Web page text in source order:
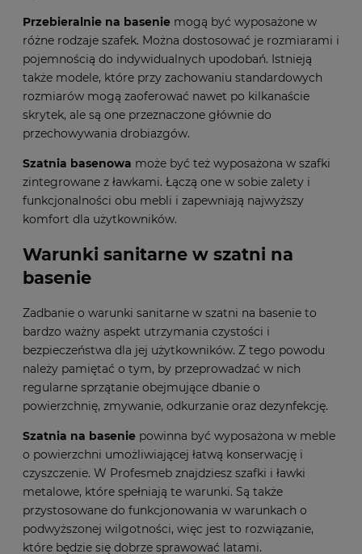
Przebieralnie na basenie mogą być wyposażone w
różne rodzaje szafek. Można dostosować je rozmiarami i
pojemnością do indywidualnych upodobań. Istnieją
także modele, które przy zachowaniu standardowych
rozmiarów mogą zaoferować nawet po kilkanaście
skrytek, ale są one przeznaczone głównie do
przechowywania drobiazgów.
Szatnia basenowa może być też wyposażona w szafki
zintegrowane z ławkami. Łączą one w sobie zalety i
funkcjonalności obu mebli i zapewniają najwyższy
komfort dla użytkowników.
Warunki sanitarne w szatni na
basenie
Zadbanie o warunki sanitarne w szatni na basenie to
bardzo ważny aspekt utrzymania czystości i
bezpieczeństwa dla jej użytkowników. Z tego powodu
należy pamiętać o tym, by przeprowadzać w nich
regularne sprzątanie obejmujące dbanie o
powierzchnię, zmywanie, odkurzanie oraz dezynfekcję.
Szatnia na basenie powinna być wyposażona w meble
o powierzchni umożliwiającej łatwą konserwację i
czyszczenie. W Profesmeb znajdziesz szafki i ławki
metalowe, które spełniają te warunki. Są także
przystosowane do funkcjonowania w warunkach o
podwyższonej wilgotności, więc jest to rozwiązanie,
które będzie się dobrze sprawować latami.